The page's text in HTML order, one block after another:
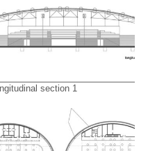
section 1